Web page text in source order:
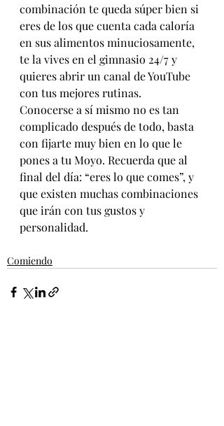
combinación te queda súper bien si
eres de los que cuenta cada caloría
en sus alimentos minuciosamente,
te la vives en el gimnasio 24/7 y
quieres abrir un canal de YouTube
con tus mejores rutinas.
Conocerse a sí mismo no es tan
complicado después de todo, basta
con fijarte muy bien en lo que le
pones a tu Moyo. Recuerda que al
final del día: “eres lo que comes”, y
que existen muchas combinaciones
que irán con tus gustos y
personalidad.
Comiendo